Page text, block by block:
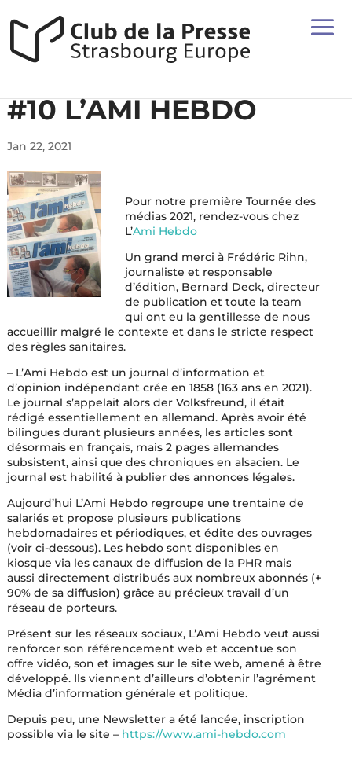
#10 L’AMI HEBDO
Jan 22, 2021
Pour notre première Tournée des
médias 2021, rendez-vous chez
L’Ami Hebdo
Un grand merci à Frédéric Rihn,
journaliste et responsable
d’édition, Bernard Deck, directeur
de publication et toute la team
qui ont eu la gentillesse de nous
accueillir malgré le contexte et dans le stricte respect
des règles sanitaires.
– L’Ami Hebdo est un journal d’information et
d’opinion indépendant crée en 1858 (163 ans en 2021).
Le journal s’appelait alors der Volksfreund, il était
rédigé essentiellement en allemand. Après avoir été
bilingues durant plusieurs années, les articles sont
désormais en français, mais 2 pages allemandes
subsistent, ainsi que des chroniques en alsacien. Le
journal est habilité à publier des annonces légales.
Aujourd’hui L’Ami Hebdo regroupe une trentaine de
salariés et propose plusieurs publications
hebdomadaires et périodiques, et édite des ouvrages
(voir ci-dessous). Les hebdo sont disponibles en
kiosque via les canaux de diffusion de la PHR mais
aussi directement distribués aux nombreux abonnés (+
90% de sa diffusion) grâce au précieux travail d’un
réseau de porteurs.
Présent sur les réseaux sociaux, L’Ami Hebdo veut aussi
renforcer son référencement web et accentue son
offre vidéo, son et images sur le site web, amené à être
développé. Ils viennent d’ailleurs d’obtenir l’agrément
Média d’information générale et politique.
Depuis peu, une Newsletter a été lancée, inscription
possible via le site – https://www.ami-hebdo.com